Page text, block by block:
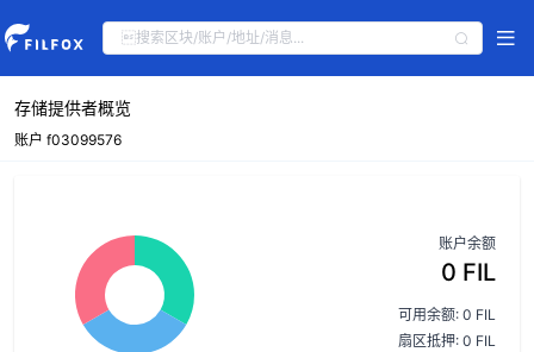
存储提供者概览
账户 f03099576
账户余额
0 FIL
可用余额: 0 FIL
扇区抵押: 0 FIL